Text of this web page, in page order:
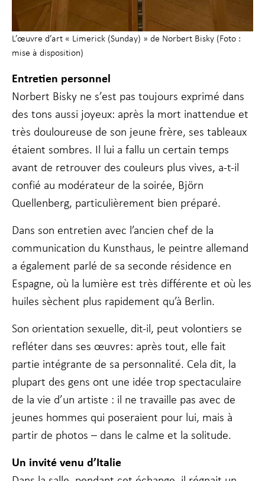
L’œuvre d’art « Limerick (Sunday) » de Norbert Bisky (Foto :
mise à disposition)
Entretien personnel
Norbert Bisky ne s’est pas toujours exprimé dans
des tons aussi joyeux: après la mort inattendue et
très douloureuse de son jeune frère, ses tableaux
étaient sombres. Il lui a fallu un certain temps
avant de retrouver des couleurs plus vives, a-t-il
confié au modérateur de la soirée, Björn
Quellenberg, particulièrement bien préparé.
Dans son entretien avec l’ancien chef de la
communication du Kunsthaus, le peintre allemand
a également parlé de sa seconde résidence en
Espagne, où la lumière est très différente et où les
huiles sèchent plus rapidement qu’à Berlin.
Son orientation sexuelle, dit-il, peut volontiers se
refléter dans ses œuvres: après tout, elle fait
partie intégrante de sa personnalité. Cela dit, la
plupart des gens ont une idée trop spectaculaire
de la vie d’un artiste : il ne travaille pas avec de
jeunes hommes qui poseraient pour lui, mais à
partir de photos – dans le calme et la solitude.
Un invité venu d’Italie